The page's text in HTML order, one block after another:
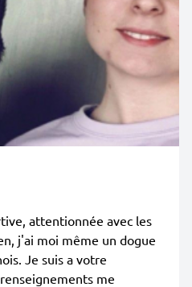
attentionnée avec les
j'ai moi même un dogue
Je suis a votre
me